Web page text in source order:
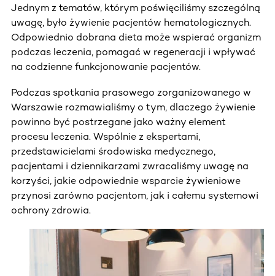
Jednym z tematów, którym poświęciliśmy szczególną
uwagę, było żywienie pacjentów hematologicznych.
Odpowiednio dobrana dieta może wspierać organizm
podczas leczenia, pomagać w regeneracji i wpływać
na codzienne funkcjonowanie pacjentów.
Podczas spotkania prasowego zorganizowanego w
Warszawie rozmawialiśmy o tym, dlaczego żywienie
powinno być postrzegane jako ważny element
procesu leczenia. Wspólnie z ekspertami,
przedstawicielami środowiska medycznego,
pacjentami i dziennikarzami zwracaliśmy uwagę na
korzyści, jakie odpowiednie wsparcie żywieniowe
przynosi zarówno pacjentom, jak i całemu systemowi
ochrony zdrowia.